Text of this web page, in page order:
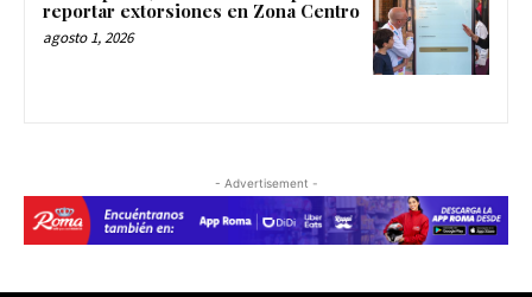
reportar extorsiones en Zona Centro
agosto 1, 2026
- Advertisement -